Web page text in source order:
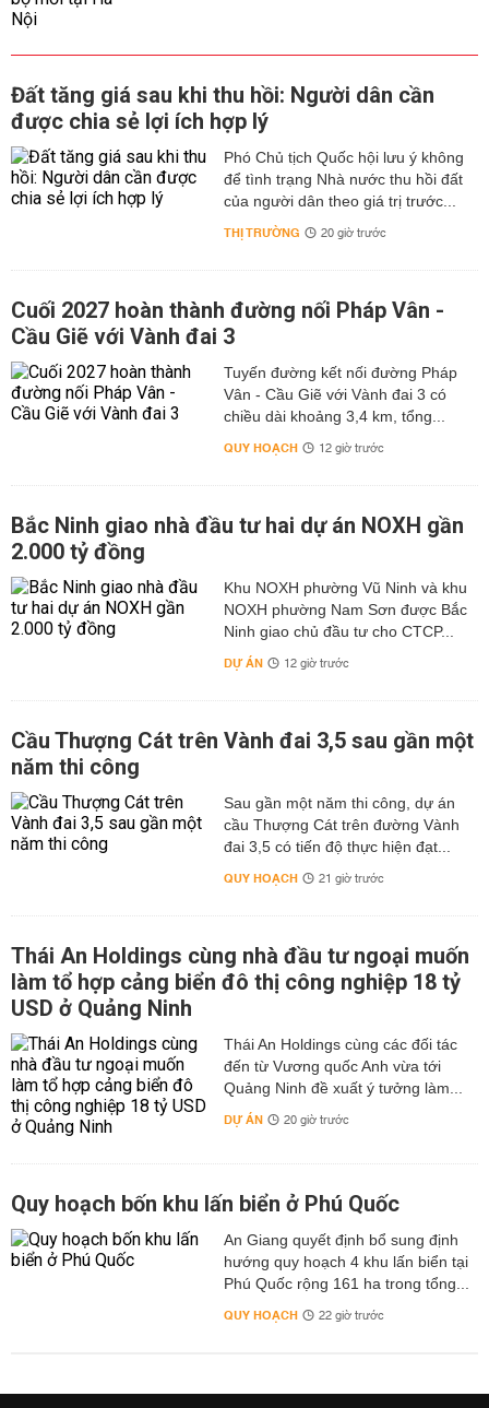
Đất tăng giá sau khi thu hồi: Người dân cần
được chia sẻ lợi ích hợp lý
Phó Chủ tịch Quốc hội lưu ý không
để tình trạng Nhà nước thu hồi đất
của người dân theo giá trị trước...
THỊ TRƯỜNG 20 giờ trước
Cuối 2027 hoàn thành đường nối Pháp Vân -
Cầu Giẽ với Vành đai 3
Tuyến đường kết nối đường Pháp
Vân - Cầu Giẽ với Vành đai 3 có
chiều dài khoảng 3,4 km, tổng...
QUY HOẠCH 12 giờ trước
Bắc Ninh giao nhà đầu tư hai dự án NOXH gần
2.000 tỷ đồng
Khu NOXH phường Vũ Ninh và khu
NOXH phường Nam Sơn được Bắc
Ninh giao chủ đầu tư cho CTCP...
DỰ ÁN 12 giờ trước
Cầu Thượng Cát trên Vành đai 3,5 sau gần một
năm thi công
Sau gần một năm thi công, dự án
cầu Thượng Cát trên đường Vành
đai 3,5 có tiến độ thực hiện đạt...
QUY HOẠCH 21 giờ trước
Thái An Holdings cùng nhà đầu tư ngoại muốn
làm tổ hợp cảng biển đô thị công nghiệp 18 tỷ
USD ở Quảng Ninh
Thái An Holdings cùng các đối tác
đến từ Vương quốc Anh vừa tới
Quảng Ninh đề xuất ý tưởng làm...
DỰ ÁN 20 giờ trước
Quy hoạch bốn khu lấn biển ở Phú Quốc
An Giang quyết định bổ sung định
hướng quy hoạch 4 khu lấn biển tại
Phú Quốc rộng 161 ha trong tổng...
QUY HOẠCH 22 giờ trước